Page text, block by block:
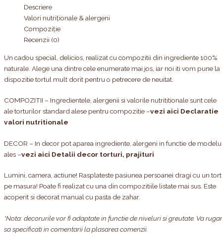
Descriere
Valori nutriționale & alergeni
Compoziție
Recenzii (0)
Un cadou special, delicios, realizat cu compozitii din ingrediente 100%
naturale. Alege una dintre cele enumerate mai jos, iar noi iti vom pune la
dispozitie tortul mult dorit pentru o petrecere de neuitat.
COMPOZITII – Ingredientele, alergenii si valorile nutrititionale sunt cele
ale torturilor standard alese pentru compozitie –vezi aici Declaratie
valori nutritionale
DECOR – In decor pot aparea ingrediente, alergeni in functie de
ales –vezi aici Detalii decor torturi, prajituri
Lumini, camera, actiune! Rasplateste pasiunea persoanei dragi cu un tort
pe masura! Poate fi realizat cu una din compozitiile listate mai sus. Este
acoperit si decorat manual cu pasta de zahar.
*Nota: decorurile vor fi adaptate in functie de niveluri si greutate. Va
sa specificati in comentarii la plasarea comenzii.